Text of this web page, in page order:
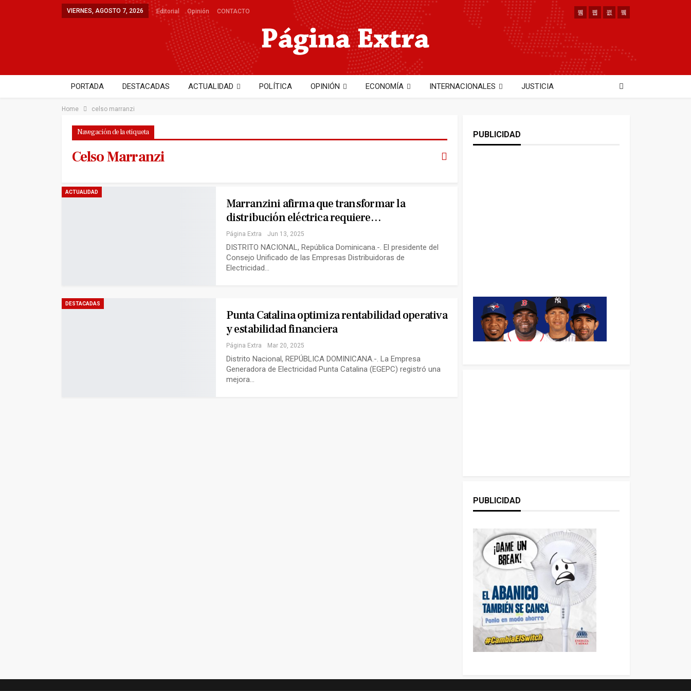
VIERNES, AGOSTO 7, 2026 Editorial Opinión CONTACTO
PORTADA DESTACADAS ACTUALIDAD POLÍTICA OPINIÓN ECONOMÍA INTERNACIONALES JUSTICIA
DEPORTES SALUD
Home celso marranzi
Navegación de la etiqueta
Celso Marranzi
ACTUALIDAD
Marranzini afirma que transformar la
distribución eléctrica requiere…
Página Extra Jun 13, 2025
DISTRITO NACIONAL, República Dominicana.-. El presidente del
Consejo Unificado de las Empresas Distribuidoras de
Electricidad…
DESTACADAS
Punta Catalina optimiza rentabilidad operativa
y estabilidad financiera
Página Extra Mar 20, 2025
Distrito Nacional, REPÚBLICA DOMINICANA.-. La Empresa
Generadora de Electricidad Punta Catalina (EGEPC) registró una
mejora…
PUBLICIDAD
PUBLICIDAD